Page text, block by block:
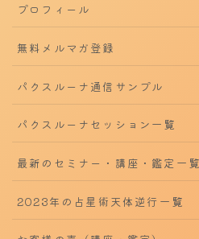
プロフィール
無料メルマガ登録
パクスルーナ通信サンプル
パクスルーナセッション一覧
最新のセミナー・講座・鑑定一覧
2023年の占星術天体逆行一覧